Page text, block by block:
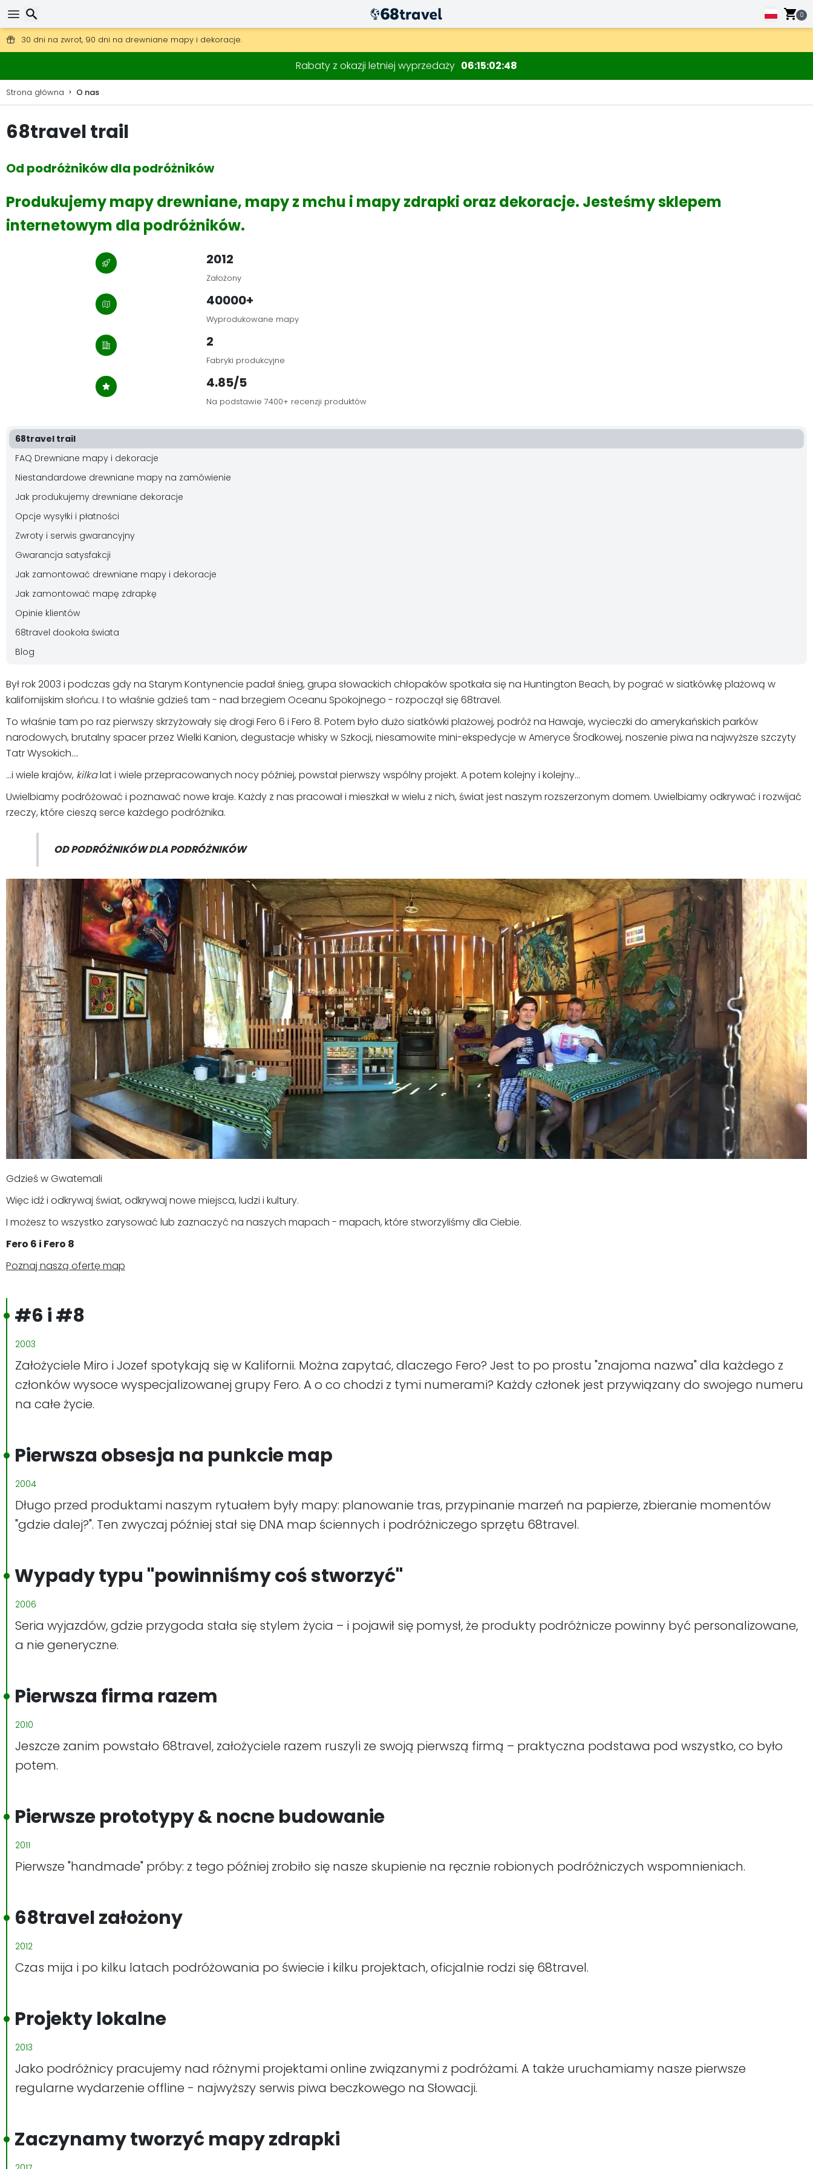
0
Darmowa wysyłka przy zamówieniach powyżej 345 zł.
30 dni na zwrot, 90 dni na drewniane mapy i dekoracje.
Rabaty z okazji letniej wyprzedaży 06 15 02 47
Strona główna O nas
68travel trail
Od podróżników dla podróżników
Produkujemy mapy drewniane, mapy z mchu i mapy zdrapki oraz dekoracje. Jesteśmy sklepem
internetowym dla podróżników.
2012
Założony
40000+
Wyprodukowane mapy
2
Fabryki produkcyjne
4.85/5
Na podstawie 7400+ recenzji produktów
68travel trail
FAQ Drewniane mapy i dekoracje
Niestandardowe drewniane mapy na zamówienie
Jak produkujemy drewniane dekoracje
Opcje wysyłki i płatności
Zwroty i serwis gwarancyjny
Gwarancja satysfakcji
Jak zamontować drewniane mapy i dekoracje
Jak zamontować mapę zdrapkę
Opinie klientów
68travel dookoła świata
Blog
Był rok 2003 i podczas gdy na Starym Kontynencie padał śnieg, grupa słowackich chłopaków spotkała się na Huntington Beach, by pograć w siatkówkę plażową w
kalifornijskim słońcu. I to właśnie gdzieś tam - nad brzegiem Oceanu Spokojnego - rozpoczął się 68travel.
To właśnie tam po raz pierwszy skrzyżowały się drogi Fero 6 i Fero 8. Potem było dużo siatkówki plażowej, podróż na Hawaje, wycieczki do amerykańskich parków
narodowych, brutalny spacer przez Wielki Kanion, degustacje whisky w Szkocji, niesamowite mini-ekspedycje w Ameryce Środkowej, noszenie piwa na najwyższe szczyty
Tatr Wysokich....
...i wiele krajów, kilkalat i wiele przepracowanych nocy później, powstał pierwszy wspólny projekt. A potem kolejny i kolejny...
Uwielbiamy podróżować i poznawać nowe kraje. Każdy z nas pracował i mieszkał w wielu z nich, świat jest naszym rozszerzonym domem. Uwielbiamy odkrywać i rozwijać
rzeczy, które cieszą serce każdego podróżnika.
OD PODRÓŻNIKÓW DLA PODRÓŻNIKÓW
Gdzieś w Gwatemali
Więc idź i odkrywaj świat, odkrywaj nowe miejsca, ludzi i kultury.
I możesz to wszystko zarysować lub zaznaczyć na naszych mapach - mapach, które stworzyliśmy dla Ciebie.
Fero 6 i Fero 8
Poznaj naszą ofertę map
#6 i #8
2003
Założyciele Miro i Jozef spotykają się w Kalifornii. Można zapytać, dlaczego Fero? Jest to po prostu "znajoma nazwa" dla każdego z
członków wysoce wyspecjalizowanej grupy Fero. A o co chodzi z tymi numerami? Każdy członek jest przywiązany do swojego numeru
na całe życie.
Pierwsza obsesja na punkcie map
2004
Długo przed produktami naszym rytuałem były mapy: planowanie tras, przypinanie marzeń na papierze, zbieranie momentów
"gdzie dalej?". Ten zwyczaj później stał się DNA map ściennych i podróżniczego sprzętu 68travel.
Wypady typu "powinniśmy coś stworzyć"
2006
Seria wyjazdów, gdzie przygoda stała się stylem życia – i pojawił się pomysł, że produkty podróżnicze powinny być personalizowane,
a nie generyczne.
Pierwsza firma razem
2010
Jeszcze zanim powstało 68travel, założyciele razem ruszyli ze swoją pierwszą firmą – praktyczna podstawa pod wszystko, co było
potem.
Pierwsze prototypy & nocne budowanie
2011
Pierwsze "handmade" próby: z tego później zrobiło się nasze skupienie na ręcznie robionych podróżniczych wspomnieniach.
68travel założony
2012
Czas mija i po kilku latach podróżowania po świecie i kilku projektach, oficjalnie rodzi się 68travel.
Projekty lokalne
2013
Jako podróżnicy pracujemy nad różnymi projektami online związanymi z podróżami. A także uruchamiamy nasze pierwsze
regularne wydarzenie offline - najwyższy serwis piwa beczkowego na Słowacji.
Zaczynamy tworzyć mapy zdrapki